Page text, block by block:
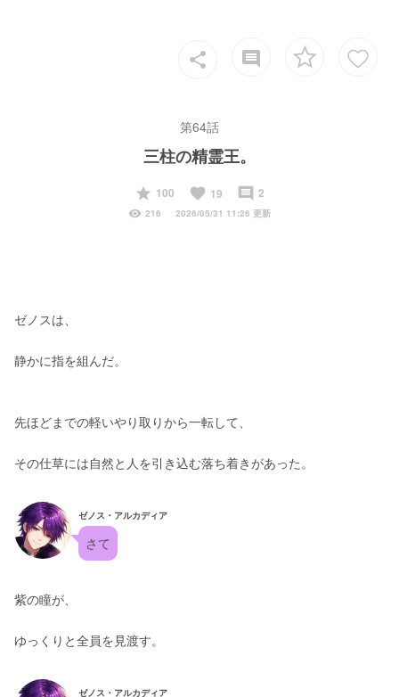
share insert_comment
第64話
三柱の精霊王。
start
100 favorite 19 insert_comment 2
visibility 216 2026/05/31 11:26 更新
ゼノスは、
静かに指を組んだ。
先ほどまでの軽いやり取りから一転して、
その仕草には自然と人を引き込む落ち着きがあった。
ゼノス・アルカディア
さて
紫の瞳が、
ゆっくりと全員を見渡す。
ゼノス・アルカディア